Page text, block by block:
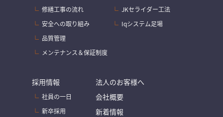
修繕工事の流れ
安全への取り組み
品質管理
メンテナンス＆保証制度
JKセライダー工法
Iqシステム足場
採用情報
社員の一日
新卒採用
法人のお客様へ
会社概要
新着情報